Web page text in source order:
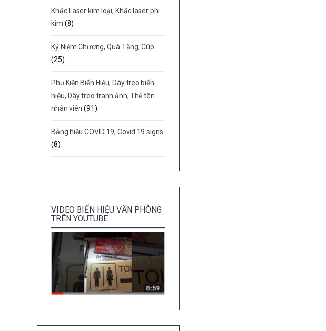
Khắc Laser kim loại, Khắc laser phi
kim (8)
Kỷ Niệm Chương, Quà Tặng, Cúp
(25)
Phụ Kiện Biển Hiệu, Dây treo biển
hiệu, Dây treo tranh ảnh, Thẻ tên
nhân viên (91)
Bảng hiệu COVID 19, Covid 19 signs
(8)
VIDEO BIỂN HIỆU VĂN PHÒNG
TRÊN YOUTUBE